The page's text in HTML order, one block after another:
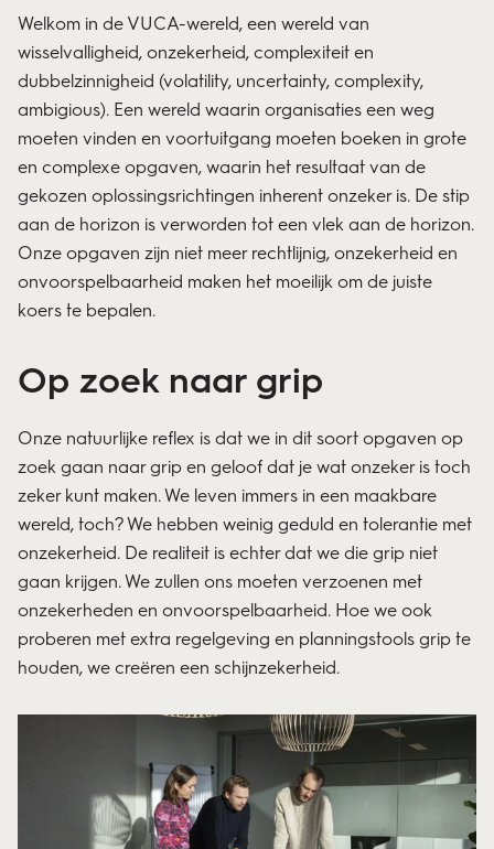
Welkom in de VUCA-wereld, een wereld van
wisselvalligheid, onzekerheid, complexiteit en
dubbelzinnigheid (volatility, uncertainty, complexity,
ambigious). Een wereld waarin organisaties een weg
moeten vinden en voortuitgang moeten boeken in grote
en complexe opgaven, waarin het resultaat van de
gekozen oplossingsrichtingen inherent onzeker is. De stip
aan de horizon is verworden tot een vlek aan de horizon.
Onze opgaven zijn niet meer rechtlijnig, onzekerheid en
onvoorspelbaarheid maken het moeilijk om de juiste
koers te bepalen.
Op zoek naar grip
Onze natuurlijke reflex is dat we in dit soort opgaven op
zoek gaan naar grip en geloof dat je wat onzeker is toch
zeker kunt maken. We leven immers in een maakbare
wereld, toch? We hebben weinig geduld en tolerantie met
onzekerheid. De realiteit is echter dat we die grip niet
gaan krijgen. We zullen ons moeten verzoenen met
onzekerheden en onvoorspelbaarheid. Hoe we ook
proberen met extra regelgeving en planningstools grip te
houden, we creëren een schijnzekerheid.